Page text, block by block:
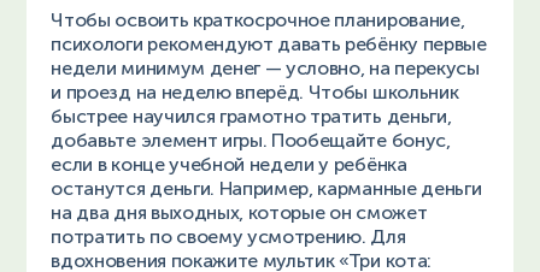
Чтобы освоить краткосрочное планирование,
психологи рекомендуют давать ребёнку первые
недели минимум денег — условно, на перекусы
и проезд на неделю вперёд. Чтобы школьник
быстрее научился грамотно тратить деньги,
добавьте элемент игры. Пообещайте бонус,
если в конце учебной недели у ребёнка
останутся деньги. Например, карманные деньги
на два дня выходных, которые он сможет
потратить по своему усмотрению. Для
вдохновения покажите мультик «Три кота: